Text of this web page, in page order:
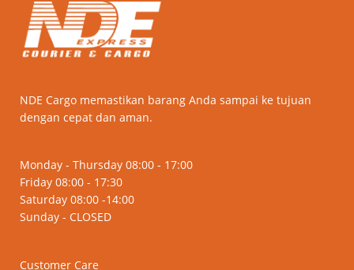
NDE Cargo memastikan barang Anda sampai ke tujuan
dengan cepat dan aman.
Monday - Thursday 08:00 - 17:00
Friday 08:00 - 17:30
Saturday 08:00 -14:00
Sunday - CLOSED
Customer Care